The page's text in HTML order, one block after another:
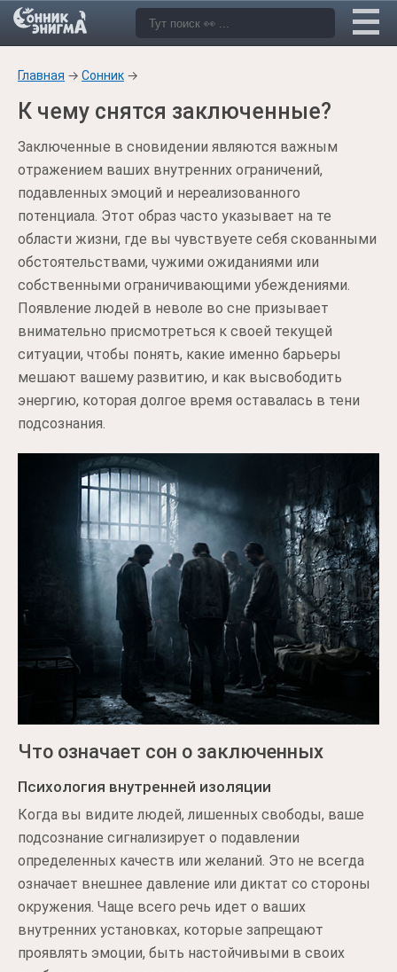
Главная → Сонник →
К чему снятся заключенные?
Заключенные в сновидении являются важным
отражением ваших внутренних ограничений,
подавленных эмоций и нереализованного
потенциала. Этот образ часто указывает на те
области жизни, где вы чувствуете себя скованными
обстоятельствами, чужими ожиданиями или
собственными ограничивающими убеждениями.
Появление людей в неволе во сне призывает
внимательно присмотреться к своей текущей
ситуации, чтобы понять, какие именно барьеры
мешают вашему развитию, и как высвободить
энергию, которая долгое время оставалась в тени
подсознания.
Что означает сон о заключенных
Психология внутренней изоляции
Когда вы видите людей, лишенных свободы, ваше
подсознание сигнализирует о подавлении
определенных качеств или желаний. Это не всегда
означает внешнее давление или диктат со стороны
окружения. Чаще всего речь идет о ваших
внутренних установках, которые запрещают
проявлять эмоции, быть настойчивыми в своих